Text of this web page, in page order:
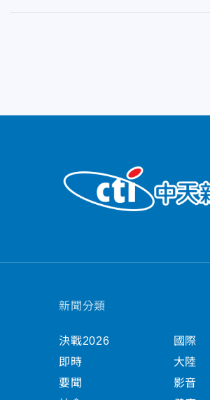
新聞分類
決戰2026
即時
要聞
國際
大陸
影音